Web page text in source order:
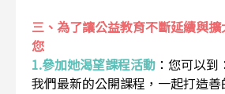
三、為了讓公益教育不斷延續與
您
1.參加她渴望課程活動 ： 您可以到
我們最新的公開課程，一起打造善